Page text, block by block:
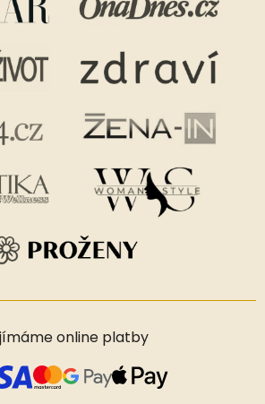
online platby